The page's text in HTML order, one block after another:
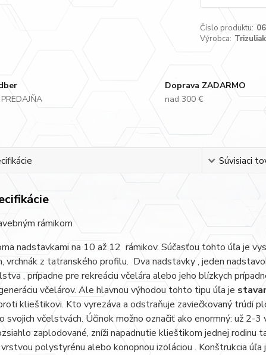
Číslo produktu:
Výrobca: Trizuliak
Doprava ZADARMO
nad 300 €
Súvisiaci
rámikom
nadstavkami na 10 až 12 rámikov. Súčasťou tohto úľa je
vrchnák z tatranského profilu. Dva nadstavky , jeden
, prípadne pre rekreáciu včelára alebo jeho blízkych
včelárov. Ale hlavnou výhodou tohto tipu úľa je
klieštikovi. Kto vyrezáva a odstraňuje zaviečkovaný trúdi
svojich včelstvách. Účinok možno označiť ako enormný: už 2-
zaplodované, zníži napadnutie klieštikom jednej rodinu
polystyrénu alebo konopnou izoláciou . Konštrukcia